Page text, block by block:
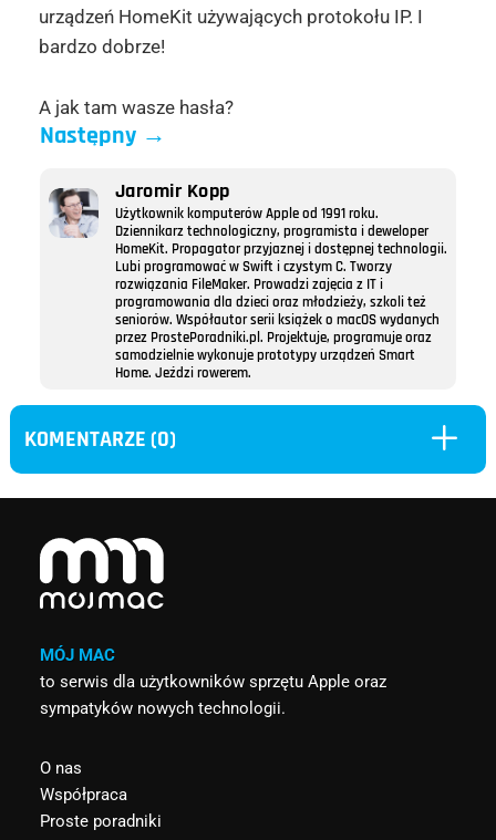
urządzeń HomeKit używających protokołu IP. I
bardzo dobrze!
A jak tam wasze hasła?
Następny→
Jaromir Kopp
Użytkownik komputerów Apple od 1991 roku.
Dziennikarz technologiczny, programista i deweloper
HomeKit. Propagator przyjaznej i dostępnej technologii.
Lubi programować w Swift i czystym C. Tworzy
rozwiązania FileMaker. Prowadzi zajęcia z IT i
programowania dla dzieci oraz młodzieży, szkoli też
seniorów. Współautor serii książek o macOS wydanych
przez ProstePoradniki.pl. Projektuje, programuje oraz
samodzielnie wykonuje prototypy urządzeń Smart
Home. Jeździ rowerem.
KOMENTARZE (0) L
MÓJ MAC
to serwis dla użytkowników sprzętu Apple oraz
sympatyków nowych technologii.
O nas
Współpraca
Proste poradniki